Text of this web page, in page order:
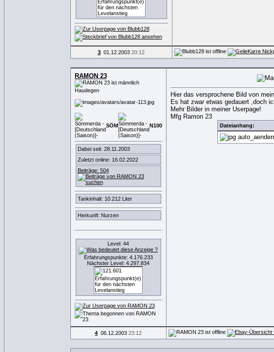
3 01.12.2003 20:12
RAMON 23
Haudegen
SÖM N100
Dabei seit: 28.11.2003
Zuletzt online: 16.02.2022
Beiträge: 504
Tankinhalt: 10.212 Liter
Herkunft: Nurzen
Level: 44
Erfahrungspunkte: 4.176.233
Nächster Level: 4.297.834
Hier das versprochene Bild von
Es hat zwar etwas gedauert ,doch
Mehr Bilder in meiner Userpage!
Mfg Ramon 23
Dateianhang:
4 06.12.2003 23:12